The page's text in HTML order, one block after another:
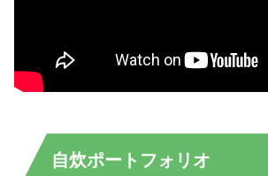
自炊ポートフォリオ